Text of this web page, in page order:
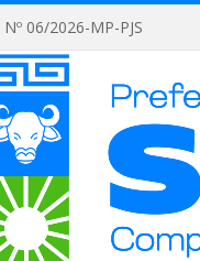
06/2026-MP-PJS